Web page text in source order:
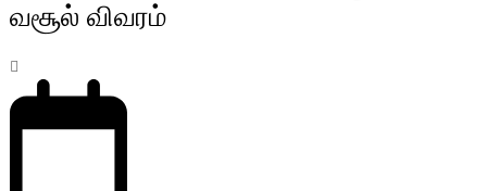
வசூல் விவரம்